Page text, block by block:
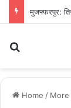
Home / More